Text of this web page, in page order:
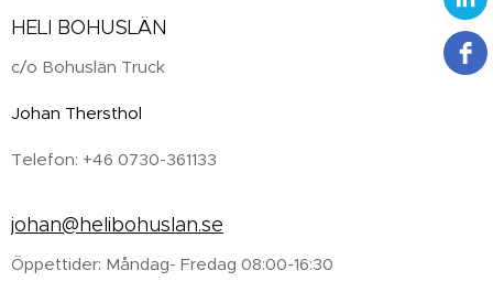
HELI BOHUSLÄN
c/o Bohuslän Truck
Johan Thersthol
Telefon: +46 0730-361133
johan@helibohuslan.se
Öppettider: Måndag- Fredag 08:00-16:30